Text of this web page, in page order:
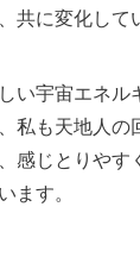
共に変化して
い宇宙エネル
私も天地人の
感じとりやす
ます。